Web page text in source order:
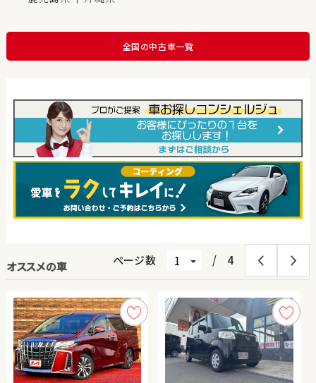
全国の中古車一覧
オススメの車 ページ数 / 4